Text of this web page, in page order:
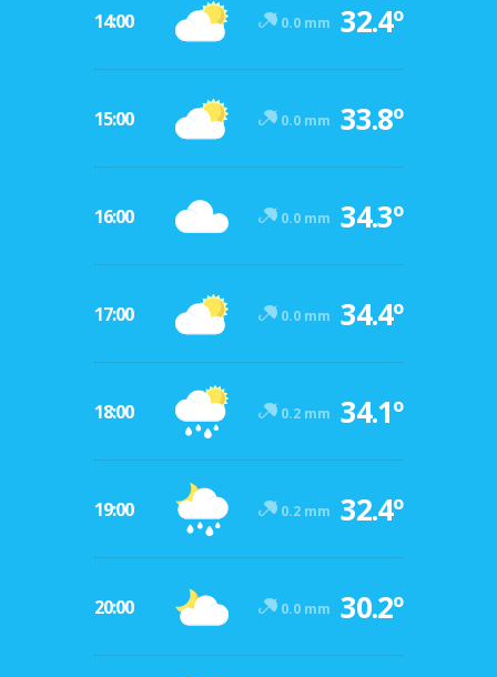
14:00 0.0 mm 32.4º
15:00 0.0 mm 33.8º
16:00 0.0 mm 34.3º
17:00 0.0 mm 34.4º
18:00 0.2 mm 34.1º
19:00 0.2 mm 32.4º
20:00 0.0 mm 30.2º